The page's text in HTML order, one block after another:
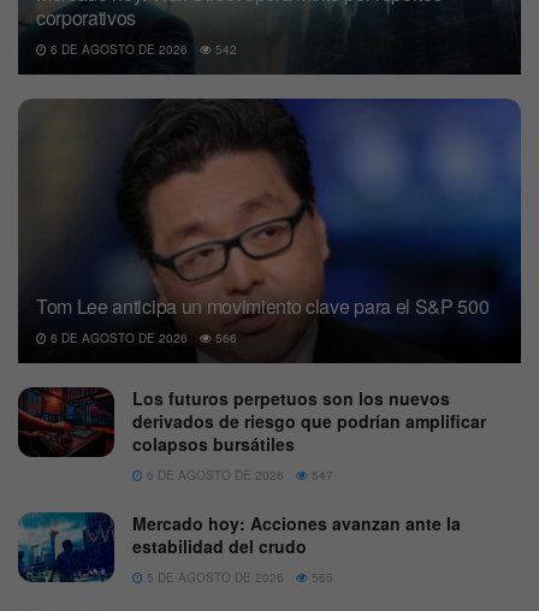
corporativos
6 DE AGOSTO DE 2026 542
Tom Lee anticipa un movimiento clave para el S&P 500
6 DE AGOSTO DE 2026 566
Los futuros perpetuos son los nuevos
derivados de riesgo que podrían amplificar
colapsos bursátiles
6 DE AGOSTO DE 2026 547
Mercado hoy: Acciones avanzan ante la
estabilidad del crudo
5 DE AGOSTO DE 2026 565